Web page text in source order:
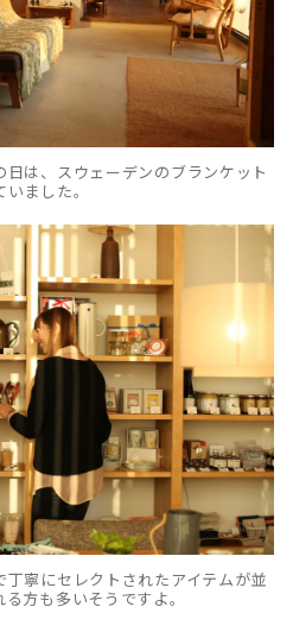
は、スウェーデンのブランケット
ました。
寧にセレクトされたアイテムが並
方も多いそうですよ。